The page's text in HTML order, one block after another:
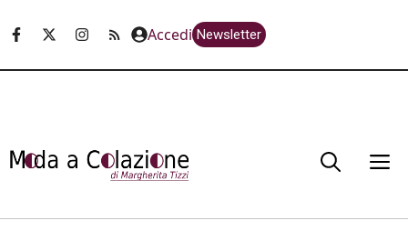
Accedi Newsletter